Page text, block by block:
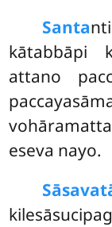
Santa
kātabbāpi
attano
eseva nayo.